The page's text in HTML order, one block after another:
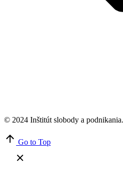
© 2024 Inštitút slobody a
Go to Top